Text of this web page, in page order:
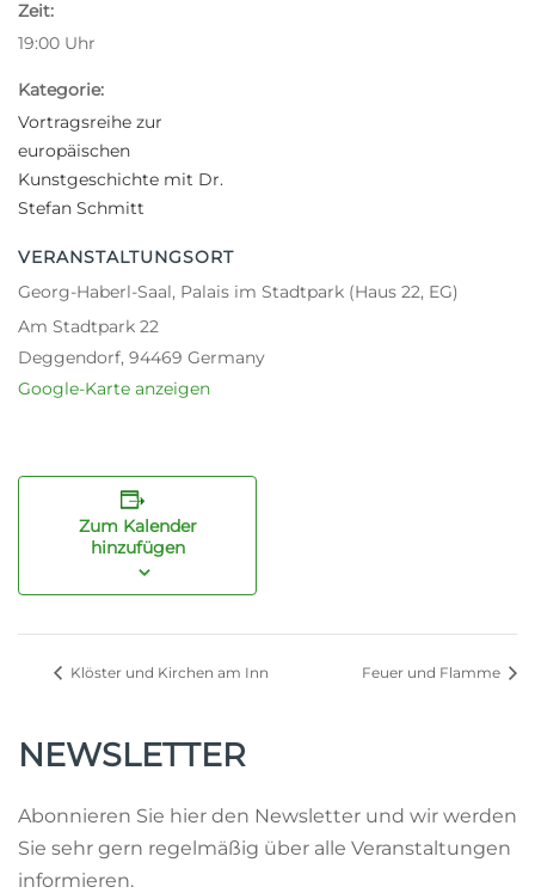
Zum Kalender
hinzufügen
Zeit:
19:00 Uhr
Kategorie:
Vortragsreihe zur
europäischen
Kunstgeschichte mit Dr.
Stefan Schmitt
VERANSTALTUNGSORT
Georg-Haberl-Saal, Palais im Stadtpark (Haus 22, EG)
Am Stadtpark 22
Deggendorf, 94469 Germany
Google-Karte anzeigen
Klöster und Kirchen am Inn Feuer und Flamme
NEWSLETTER
Abonnieren Sie hier den Newsletter und wir werden
Sie sehr gern regelmäßig über alle Veranstaltungen
informieren.